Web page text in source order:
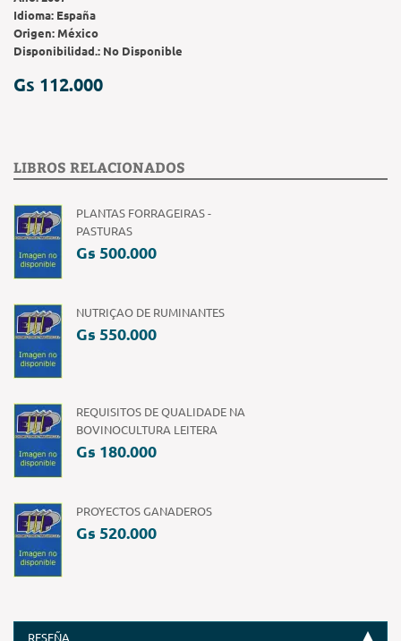
Idioma: España
Origen:México
Disponibilidad.: No Disponible
Gs 112.000
LIBROS RELACIONADOS
PLANTAS FORRAGEIRAS -
PASTURAS
Gs 500.000
NUTRIÇAO DE RUMINANTES
Gs 550.000
REQUISITOS DE QUALIDADE NA
BOVINOCULTURA LEITERA
Gs 180.000
PROYECTOS GANADEROS
Gs 520.000
RESEÑA